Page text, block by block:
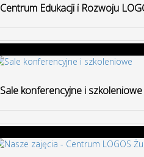
Centrum Edukacji i Rozwoju
Sale konferencyjne i szkoleniowe